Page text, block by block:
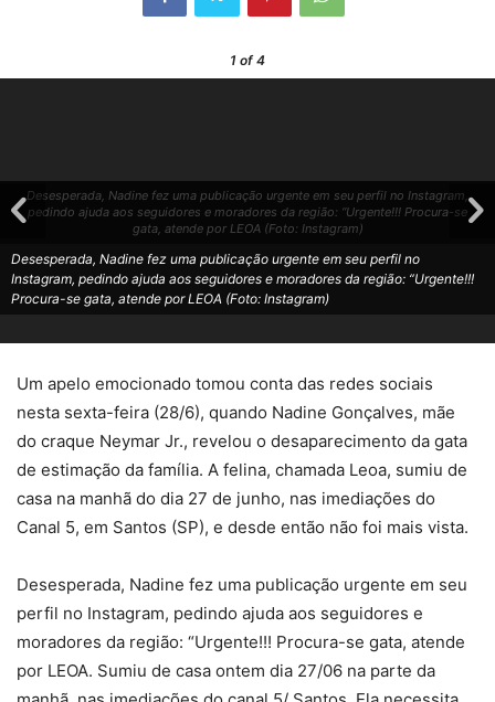
1 of 4
Desesperada, Nadine fez uma publicação urgente em seu perfil no Instagram,
pedindo ajuda aos seguidores e moradores da região: “Urgente!!! Procura-se
gata, atende por LEOA (Foto: Instagram)
Desesperada, Nadine fez uma publicação urgente em seu perfil no
Instagram, pedindo ajuda aos seguidores e moradores da região: “Urgente!!!
Procura-se gata, atende por LEOA (Foto: Instagram)
Um apelo emocionado tomou conta das redes sociais
nesta sexta-feira (28/6), quando Nadine Gonçalves, mãe
do craque Neymar Jr., revelou o desaparecimento da gata
de estimação da família. A felina, chamada Leoa, sumiu de
casa na manhã do dia 27 de junho, nas imediações do
Canal 5, em Santos (SP), e desde então não foi mais vista.
Desesperada, Nadine fez uma publicação urgente em seu
perfil no Instagram, pedindo ajuda aos seguidores e
moradores da região: “Urgente!!! Procura-se gata, atende
por LEOA. Sumiu de casa ontem dia 27/06 na parte da